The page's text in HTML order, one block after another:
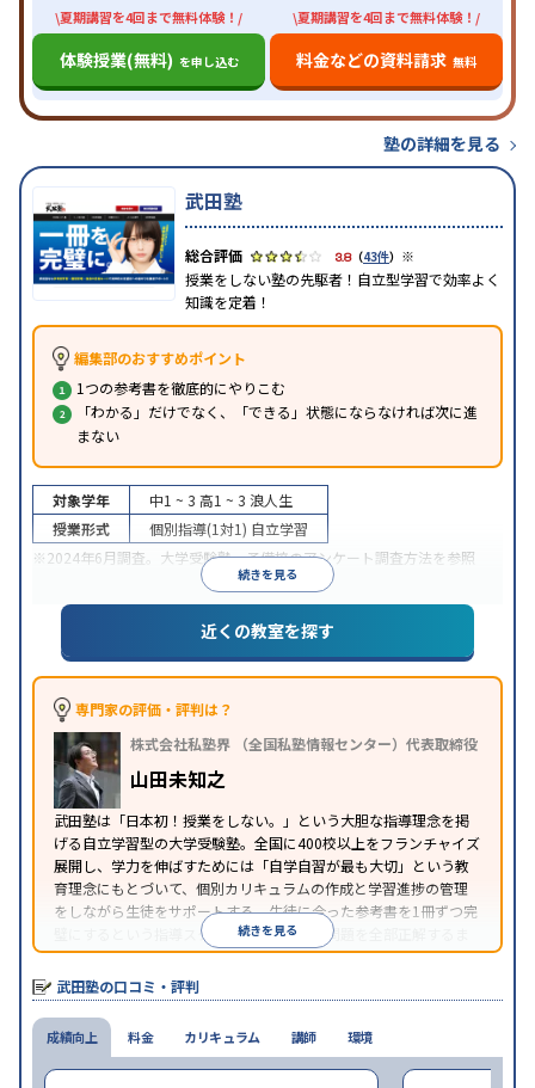
\夏期講習を4回まで無料体験！/
体験授業(無料) を申し込む
\夏期講習を4回まで無料体験！/
料金などの資料請求 無料
塾の詳細を見る
武田塾
3.8（43件） ※
授業をしない塾の先駆者！自立型学習で効率よく
知識を定着！
編集部のおすすめポイント
1つの参考書を徹底的にやりこむ
「わかる」だけでなく、「できる」状態にならなければ次に進
まない
続きを見る
対象学年 中1 ~ 3 高1 ~ 3 浪人生
授業形式
個別指導(1対1) 自立学習
※2024年6月調査。 大学受験塾・予備校のアンケート調査方法を参照
近くの教室を探す
専門家の評価・評判は？
株式会社私塾界 （全国私塾情報センター）代表取締役
山田未知之
武田塾は「日本初！授業をしない。」という大胆な指導理念を掲
げる自立学習型の大学受験塾。全国に400校以上をフランチャイズ
展開し、学力を伸ばすためには「自学自習が最も大切」という教
育理念にもとづいて、個別カリキュラムの作成と学習進捗の管理
をしながら生徒をサポートする。生徒に合った参考書を1冊ずつ完
璧にするという指導スタイルで、参考書の問題を全部正解するま
で繰り返し問題を解くことで偏差値をあげるという手法を取って
いる。
続きを見る
武田塾の口コミ・評判
成績向上 料金 カリキュラム 講師 環境